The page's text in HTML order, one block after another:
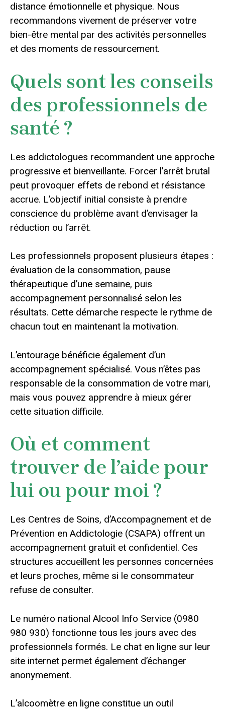
distance émotionnelle et physique. Nous
recommandons vivement de préserver votre
bien-être mental par des activités personnelles
et des moments de ressourcement.
Quels sont les conseils
des professionnels de
santé ?
Les addictologues recommandent une approche
progressive et bienveillante. Forcer l’arrêt brutal
peut provoquer effets de rebond et résistance
accrue. L’objectif initial consiste à prendre
conscience du problème avant d’envisager la
réduction ou l’arrêt.
Les professionnels proposent plusieurs étapes :
évaluation de la consommation, pause
thérapeutique d’une semaine, puis
accompagnement personnalisé selon les
résultats. Cette démarche respecte le rythme de
chacun tout en maintenant la motivation.
L’entourage bénéficie également d’un
accompagnement spécialisé. Vous n’êtes pas
responsable de la consommation de votre mari,
mais vous pouvez apprendre à mieux gérer
cette situation difficile.
Où et comment
trouver de l’aide pour
lui ou pour moi ?
Les Centres de Soins, d’Accompagnement et de
Prévention en Addictologie (CSAPA) offrent un
accompagnement gratuit et confidentiel. Ces
structures accueillent les personnes concernées
et leurs proches, même si le consommateur
refuse de consulter.
Le numéro national Alcool Info Service (0980
980 930) fonctionne tous les jours avec des
professionnels formés. Le chat en ligne sur leur
site internet permet également d’échanger
anonymement.
L’alcoomètre en ligne constitue un outil